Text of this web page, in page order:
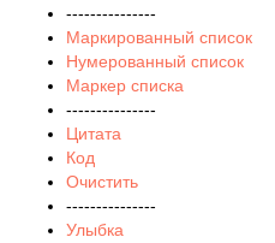
---------------
Маркированный список
Нумерованный список
Маркер списка
---------------
Цитата
Код
Очистить
---------------
Улыбка